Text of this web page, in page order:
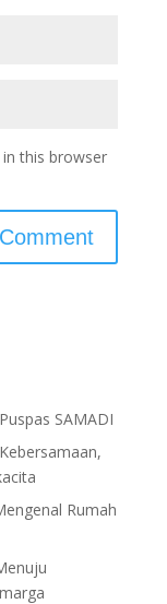
this browser
SAMADI
Rumah